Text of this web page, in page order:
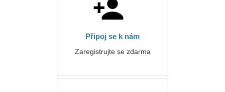
Připoj se k nám
Zaregistrujte se zdarma